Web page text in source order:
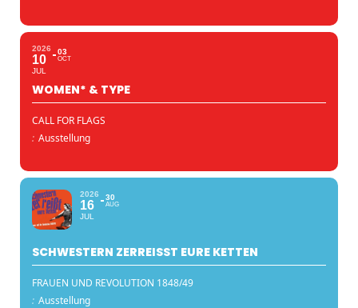
2026
10
JUL
03
OCT
WOMEN* & TYPE
CALL FOR FLAGS
: Ausstellung
2026
16
JUL
30
AUG
SCHWESTERN ZERREISST EURE KETTEN
FRAUEN UND REVOLUTION 1848/49
: Ausstellung